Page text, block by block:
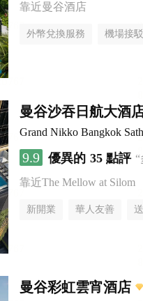
靠近曼谷酒店
外幣兌換服務 機場接
曼谷沙吞日航大酒
Grand Nikko Bangkok
9.9 優異的 35 點評
靠近The Mellow at Silom
新開業 華人友善
曼谷彩虹雲宵酒店